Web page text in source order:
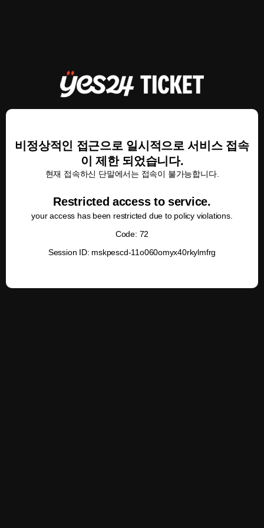
비정상적인 접근으로 일시적으로 서비스 접속
이 제한 되었습니다.
현재 접속하신 단말에서는 접속이 불가능합니다.
Restricted access to service.
your access has been restricted due to policy violations.
Code: 72
Session ID: mskpescd-11o060omyx40rkylmfrg